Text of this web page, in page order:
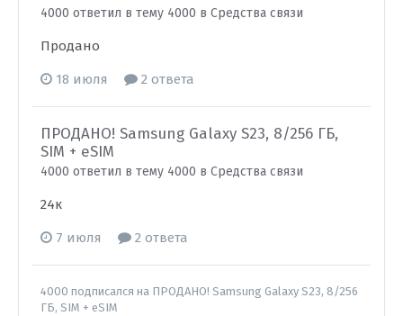
4000 ответил в тему 4000 в Средства связи
Продано
18 июля 2 ответа
ПРОДАНО! Samsung Galaxy S23, 8/256 ГБ,
SIM + eSIM
4000 ответил в тему 4000 в Средства связи
24к
7 июля 2 ответа
4000 подписался на ПРОДАНО! Samsung Galaxy S23, 8/256
ГБ, SIM + eSIM